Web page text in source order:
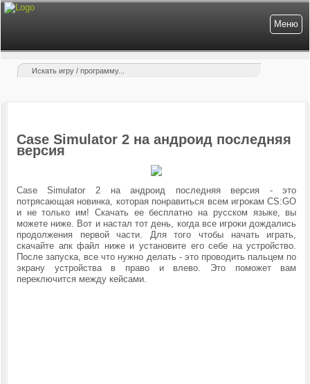
Меню
Case Simulator 2 на андроид последняя
версия
Case Simulator 2 на андроид последняя версия - это
потрясающая новинка, которая понравиться всем игрокам CS:GO
и не только им! Скачать ее бесплатно на русском языке, вы
можете ниже. Вот и настал тот день, когда все игроки дождались
продолжения первой части. Для того чтобы начать играть,
скачайте апк файл ниже и установите его себе на устройство.
После запуска, все что нужно делать - это проводить пальцем по
экрану устройства в право и влево. Это поможет вам
переключится между кейсами.